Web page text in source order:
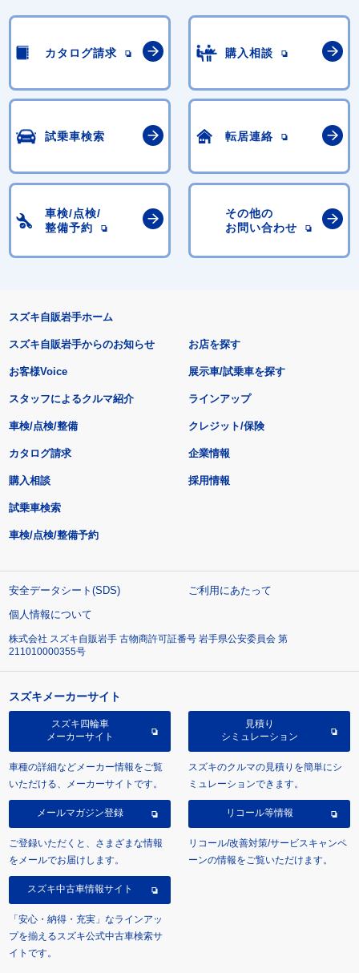
カタログ請求 購入相談
試乗車検索 転居連絡
車検/点検/
整備予約
その他の
お問い合わせ
スズキ自販岩手ホーム
スズキ自販岩手からのお知らせ
お客様Voice
スタッフによるクルマ紹介
お店を探す
展示車/試乗車を探す
ラインアップ
車検/点検/整備 クレジット/保険
カタログ請求
購入相談
試乗車検索
車検/点検/整備予約
企業情報
採用情報
安全データシート(SDS)
ご利用にあたって
個人情報について
株式会社 スズキ自販岩手 古物商許可証番号 岩手県公安委員会 第
211010000355号
スズキメーカーサイト
スズキ四輪車
メーカーサイト
車種の詳細などメーカー情報をご覧
いただける、メーカーサイトです。
見積り
シミュレーション
スズキのクルマの見積りを簡単にシ
ミュレーションできます。
メールマガジン登録
ご登録いただくと、さまざまな情報
をメールでお届けします。
リコール等情報
リコール/改善対策/サービスキャンペ
ーンの情報をご覧いただけます。
スズキ中古車情報サイト
「安心・納得・充実」なラインアッ
プを揃えるスズキ公式中古車検索サ
イトです。